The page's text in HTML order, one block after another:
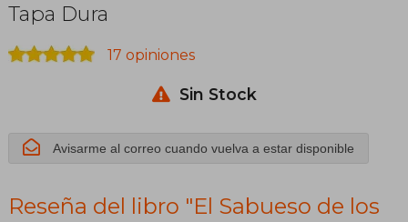
Tapa Dura
17 opiniones
Sin Stock
Avisarme al correo cuando vuelva a estar disponible
Reseña del libro "El Sabueso de los